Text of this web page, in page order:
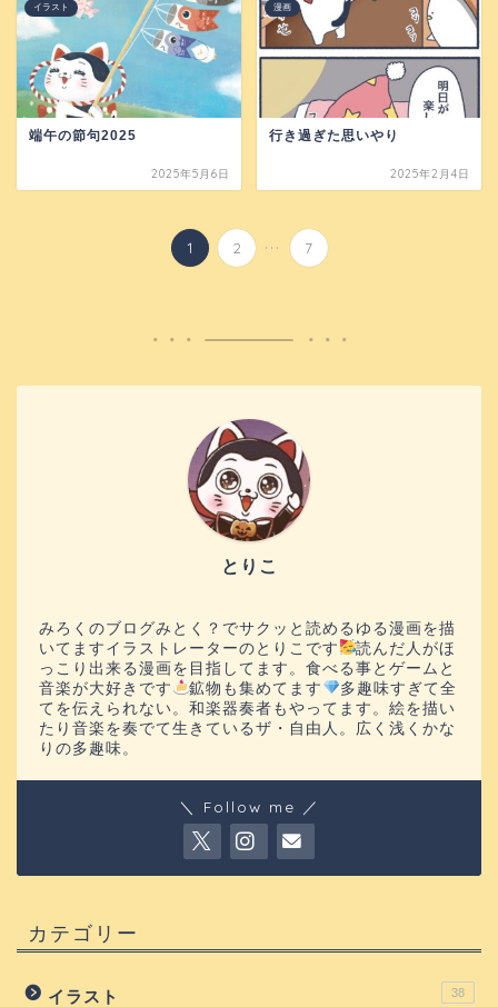
イラスト
端午の節句2025
2025年5月6日
漫画
行き過ぎた思いやり
2025年2月4日
1 2 ... 7
とりこ
みろくのブログみとく？でサクッと読めるゆる漫画を描
いてますイラストレーターのとりこです
読んだ人がほ
っこり出来る漫画を目指してます。食べる事とゲームと
音楽が大好きです
鉱物も集めてます
多趣味すぎて全
てを伝えられない。和楽器奏者もやってます。絵を描い
たり音楽を奏でて生きているザ・自由人。広く浅くかな
りの多趣味。
＼ Follow me ／
カテゴリー
イラスト 38